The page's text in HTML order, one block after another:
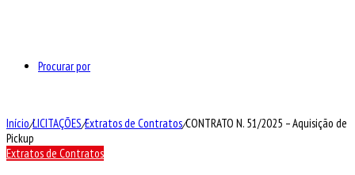
Procurar por
Início/LICITAÇÕES/Extratos de Contratos/CONTRATO N. 51/2025 – Aquisição de
Pickup
Extratos de Contratos